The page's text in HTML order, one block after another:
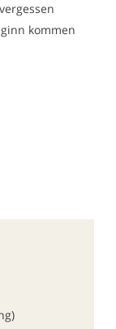
kommen